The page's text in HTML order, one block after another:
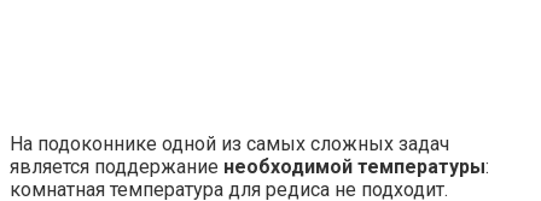
На подоконнике одной из самых сложных задач
является поддержание необходимой температуры:
комнатная температура для редиса не подходит.